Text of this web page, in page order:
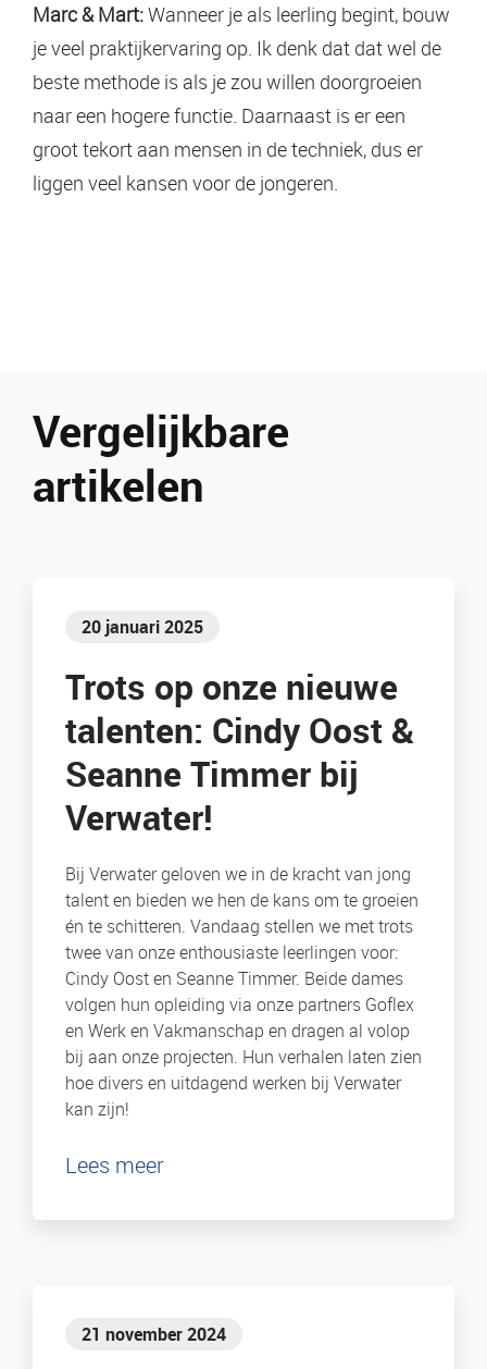
Marc & Mart:Wanneer je als leerling begint, bouw
je veel praktijkervaring op. Ik denk dat dat wel de
beste methode is als je zou willen doorgroeien
naar een hogere functie. Daarnaast is er een
groot tekort aan mensen in de techniek, dus er
liggen veel kansen voor de jongeren.
Vergelijkbare
artikelen
20 januari 2025
Trots op onze nieuwe
talenten: Cindy Oost &
Seanne Timmer bij
Verwater!
Bij Verwater geloven we in de kracht van jong
talent en bieden we hen de kans om te groeien
én te schitteren. Vandaag stellen we met trots
twee van onze enthousiaste leerlingen voor:
Cindy Oost en Seanne Timmer. Beide dames
volgen hun opleiding via onze partners Goflex
en Werk en Vakmanschap en dragen al volop
bij aan onze projecten. Hun verhalen laten zien
hoe divers en uitdagend werken bij Verwater
kan zijn!
Lees meer
21 november 2024